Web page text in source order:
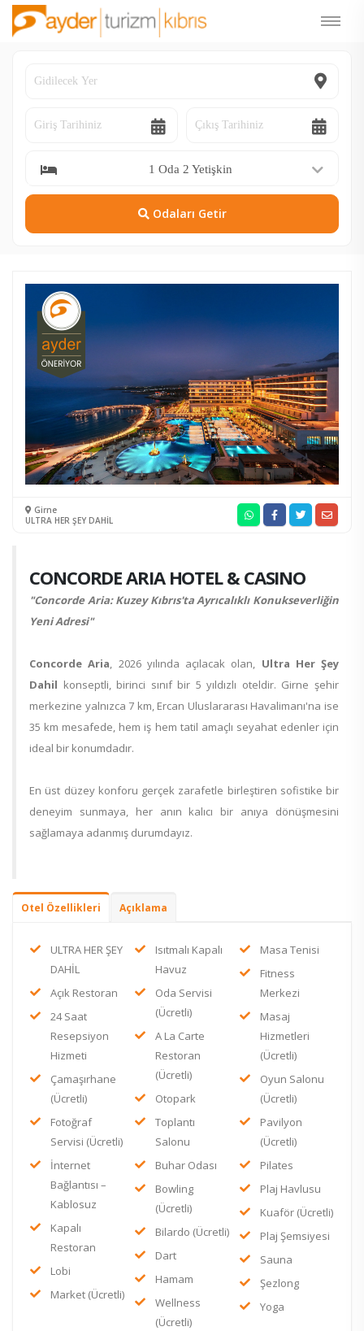
1 Oda 2 Yetişkin
Odaları Getir
Girne
ULTRA HER ŞEY DAHİL
CONCORDE ARIA HOTEL & CASINO
"Concorde Aria: Kuzey Kıbrıs'taAyrıcalıklı Konukseverliğin
Yeni Adresi"
Concorde Aria, 2026 yılında açılacak olan, Ultra Her Şey
Dahil konseptli, birinci sınıf bir 5 yıldızlı oteldir. Girne şehir
merkezine yalnızca 7 km, Ercan Uluslararası Havalimanı'na ise
35 km mesafede, hem iş hem tatil amaçlı seyahat edenler için
ideal bir konumdadır.
En üst düzey konforu gerçek zarafetle birleştiren sofistike bir
deneyim sunmaya, her anın kalıcı bir anıya dönüşmesini
sağlamaya adanmış durumdayız.
Otel Özellikleri Açıklama
ULTRA HER ŞEY
DAHİL
Açık Restoran
24 Saat
Resepsiyon
Hizmeti
Çamaşırhane
(Ücretli)
Fotoğraf
Servisi (Ücretli)
İnternet
Bağlantısı –
Kablosuz
Kapalı
Restoran
Lobi
Market (Ücretli)
Isıtmalı Kapalı
Havuz
Oda Servisi
(Ücretli)
A La Carte
Restoran
(Ücretli)
Otopark
Toplantı
Salonu
Buhar Odası
Bowling
(Ücretli)
Bilardo (Ücretli)
Dart
Hamam
Wellness
(Ücretli)
Masa Tenisi
Fitness
Merkezi
Masaj
Hizmetleri
(Ücretli)
Oyun Salonu
(Ücretli)
Pavilyon
(Ücretli)
Pilates
Plaj Havlusu
Kuaför (Ücretli)
Plaj Şemsiyesi
Sauna
Şezlong
Yoga